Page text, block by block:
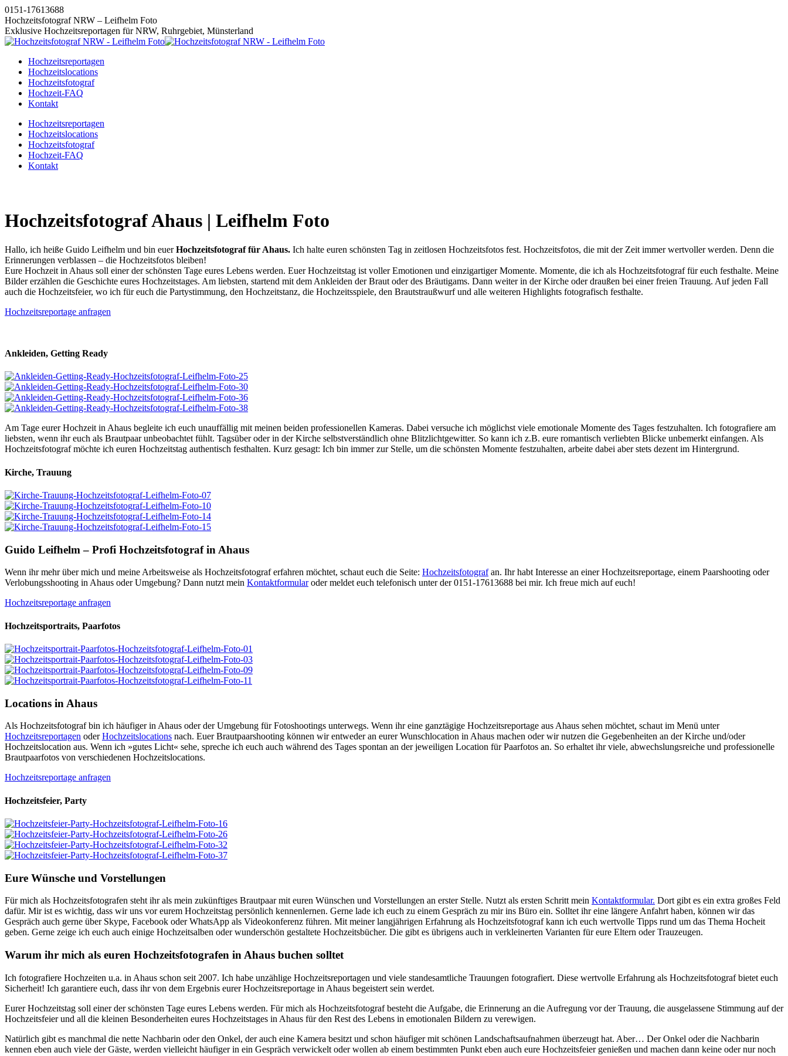
Zum
Inhalt
springen
0151-17613688
Hochzeitsfotograf NRW – Leifhelm Foto
Exklusive Hochzeitsreportagen für NRW, Ruhrgebiet, Münsterland
Hochzeitsreportagen
Hochzeitslocations
Hochzeitsfotograf
Hochzeit-FAQ
Kontakt
Instagram
page
opens
new
Facebook
page
opens
new
Pinterest
page
opens
new
page
opens
new
Hochzeitsreportagen
Hochzeitslocations
Hochzeitsfotograf
Hochzeit-FAQ
Kontakt
Hochzeitsfotograf Ahaus | Leifhelm Foto
Hallo, ich heiße Guido Leifhelm und bin euerHochzeitsfotograf für Ahaus. Ich halte euren schönsten Tag in zeitlosen Hochzeitsfotos fest. Hochzeitsfotos, die mit der Zeit immer wertvoller werden. Denn die
Erinnerungen verblassen – die Hochzeitsfotos bleiben!
Eure Hochzeit in Ahaus soll einer der schönsten Tage eures Lebens werden. Euer Hochzeitstag ist voller Emotionen und einzigartiger Momente. Momente, die ich als Hochzeitsfotograf für euch festhalte. Meine
Bilder erzählen die Geschichte eures Hochzeitstages. Am liebsten, startend mit dem Ankleiden der Braut oder des Bräutigams. Dann weiter in der Kirche oder draußen bei einer freien Trauung. Auf jeden Fall
auch die Hochzeitsfeier, wo ich für euch die Partystimmung, den Hochzeitstanz, die Hochzeitsspiele, den Brautstraußwurf und alle weiteren Highlights fotografisch festhalte.
Hochzeitsreportage anfragen
Ankleiden, Getting Ready
Am Tage eurer Hochzeit in Ahaus begleite ich euch unauffällig mit meinen beiden professionellen Kameras. Dabei versuche ich möglichst viele emotionale Momente des Tages festzuhalten. Ich fotografiere am
liebsten, wenn ihr euch als Brautpaar unbeobachtet fühlt. Tagsüber oder in der Kirche selbstverständlich ohne Blitzlichtgewitter. So kann ich z.B. eure romantisch verliebten Blicke unbemerkt einfangen. Als
Hochzeitsfotograf möchte ich euren Hochzeitstag authentisch festhalten. Kurz gesagt: Ich bin immer zur Stelle, um die schönsten Momente festzuhalten, arbeite dabei aber stets dezent im Hintergrund.
Kirche, Trauung
Guido Leifhelm – Profi Hochzeitsfotograf in Ahaus
Wenn ihr mehr über mich und meine Arbeitsweise als Hochzeitsfotograf erfahren möchtet, schaut euch die Seite: Hochzeitsfotografan. Ihr habt Interesse an einer Hochzeitsreportage, einem Paarshooting oder
Verlobungsshooting in Ahaus oder Umgebung? Dann nutzt mein Kontaktformularoder meldet euch telefonisch unter der 0151-17613688 bei mir. Ich freue mich auf euch!
Hochzeitsreportage anfragen
Hochzeitsportraits, Paarfotos
Locations in Ahaus
Als Hochzeitsfotograf bin ich häufiger in Ahaus oder der Umgebung für Fotoshootings unterwegs. Wenn ihr eine ganztägige Hochzeitsreportage aus Ahaus sehen möchtet, schaut im Menü unter
Hochzeitsreportagen oderHochzeitslocations nach. Euer Brautpaarshooting können wir entweder an eurer Wunschlocation in Ahaus machen oder wir nutzen die Gegebenheiten an der Kirche und/oder
Hochzeitslocation aus. Wenn ich »gutes Licht« sehe, spreche ich euch auch während des Tages spontan an der jeweiligen Location für Paarfotos an. So erhaltet ihr viele, abwechslungsreiche und professionelle
Brautpaarfotos von verschiedenen Hochzeitslocations.
Hochzeitsreportage anfragen
Hochzeitsfeier, Party
Eure Wünsche und Vorstellungen
Für mich als Hochzeitsfotografen steht ihr als mein zukünftiges Brautpaar mit euren Wünschen und Vorstellungen an erster Stelle. Nutzt als ersten Schritt mein Kontaktformular. Dort gibt es ein extra großes Feld
dafür. Mir ist es wichtig, dass wir uns vor eurem Hochzeitstag persönlich kennenlernen. Gerne lade ich euch zu einem Gespräch zu mir ins Büro ein. Solltet ihr eine längere Anfahrt haben, können wir das
Gespräch auch gerne über Skype, Facebook oder WhatsApp als Videokonferenz führen. Mit meiner langjährigen Erfahrung als Hochzeitsfotograf kann ich euch wertvolle Tipps rund um das Thema Hocheit
geben. Gerne zeige ich euch auch einige Hochzeitsalben oder wunderschön gestaltete Hochzeitsbücher. Die gibt es übrigens auch in verkleinerten Varianten für eure Eltern oder Trauzeugen.
Warum ihr mich als euren Hochzeitsfotografen in Ahaus buchen solltet
Ich fotografiere Hochzeiten u.a. in Ahaus schon seit 2007. Ich habe unzählige Hochzeitsreportagen und viele standesamtliche Trauungen fotografiert. Diese wertvolle Erfahrung als Hochzeitsfotograf bietet euch
Sicherheit! Ich garantiere euch, dass ihr von dem Ergebnis eurer Hochzeitsreportage in Ahaus begeistert sein werdet.
Eurer Hochzeitstag soll einer der schönsten Tage eures Lebens werden. Für mich als Hochzeitsfotograf besteht die Aufgabe, die Erinnerung an die Aufregung vor der Trauung, die ausgelassene Stimmung auf der
Hochzeitsfeier und all die kleinen Besonderheiten eures Hochzeitstages in Ahaus für den Rest des Lebens in emotionalen Bildern zu verewigen.
Natürlich gibt es manchmal die nette Nachbarin oder den Onkel, der auch eine Kamera besitzt und schon häufiger mit schönen Landschaftsaufnahmen überzeugt hat. Aber… Der Onkel oder die Nachbarin
kennen eben auch viele der Gäste, werden vielleicht häufiger in ein Gespräch verwickelt oder wollen ab einem bestimmten Punkt eben auch eure Hochzeitsfeier genießen und machen dann keine oder nur noch